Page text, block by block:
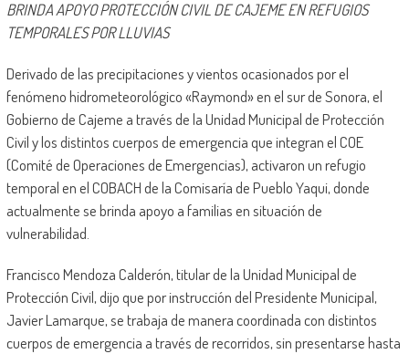
BRINDA APOYO PROTECCIÓN CIVIL DE CAJEME EN REFUGIOS
TEMPORALES POR LLUVIAS
Derivado de las precipitaciones y vientos ocasionados por el
fenómeno hidrometeorológico «Raymond» en el sur de Sonora, el
Gobierno de Cajeme a través de la Unidad Municipal de Protección
Civil y los distintos cuerpos de emergencia que integran el COE
(Comité de Operaciones de Emergencias), activaron un refugio
temporal en el COBACH de la Comisaría de Pueblo Yaqui, donde
actualmente se brinda apoyo a familias en situación de
vulnerabilidad.
Francisco Mendoza Calderón, titular de la Unidad Municipal de
Protección Civil, dijo que por instrucción del Presidente Municipal,
Javier Lamarque, se trabaja de manera coordinada con distintos
cuerpos de emergencia a través de recorridos, sin presentarse hasta